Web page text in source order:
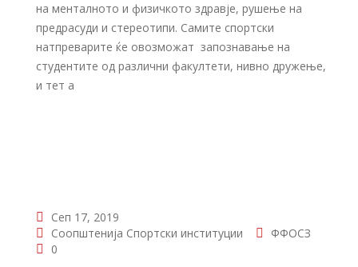
на менталното и физичкото здравје, рушење на
предрасуди и стереотипи. Самите спортски
натпреварите ќе овозможат запознавање на
студентите од различни факултети, нивно дружење,
и тет а
Сеп 17, 2019
Соопштенија Спортски институции
ФФОСЗ
0